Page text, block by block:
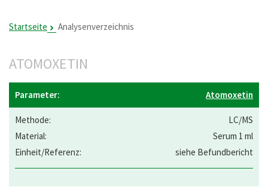
Startseite Analysenverzeichnis
ATOMOXETIN
Atomoxetin
LC/MS
Serum 1 ml
siehe Befundbericht